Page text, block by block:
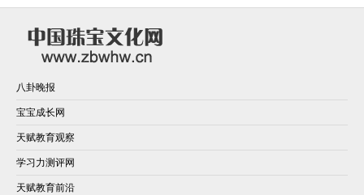
八卦晚报
宝宝成长网
天赋教育观察
学习力测评网
天赋教育前沿